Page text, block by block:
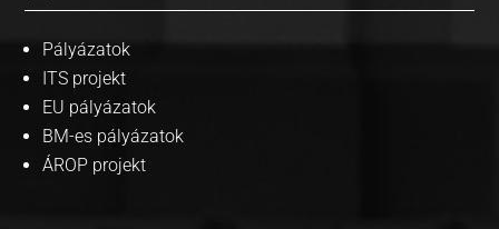
Pályázatok
ITS projekt
EU pályázatok
BM-es pályázatok
ÁROP projekt